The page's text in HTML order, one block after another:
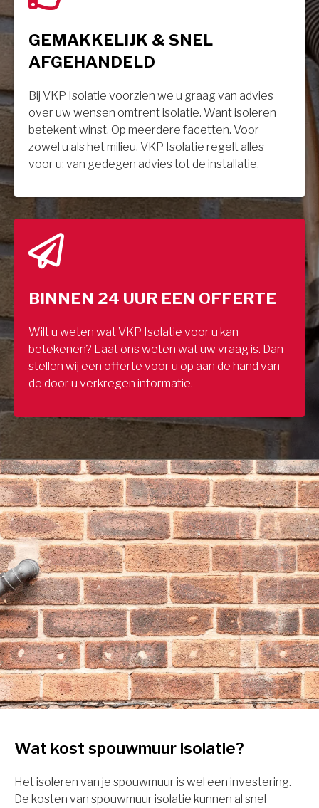
GEMAKKELIJK & SNEL
AFGEHANDELD
Bij VKP Isolatie voorzien we u graag van advies
over uw wensen omtrent isolatie. Want isoleren
betekent winst. Op meerdere facetten. Voor
zowel u als het milieu. VKP Isolatie regelt alles
voor u: van gedegen advies tot de installatie.
BINNEN 24 UUR EEN OFFERTE
Wilt u weten wat VKP Isolatie voor u kan
betekenen? Laat ons weten wat uw vraag is. Dan
stellen wij een offerte voor u op aan de hand van
de door u verkregen informatie.
Wat kost spouwmuur isolatie?
Het isoleren van je spouwmuur is wel een investering.
De kosten van spouwmuur isolatie kunnen al snel